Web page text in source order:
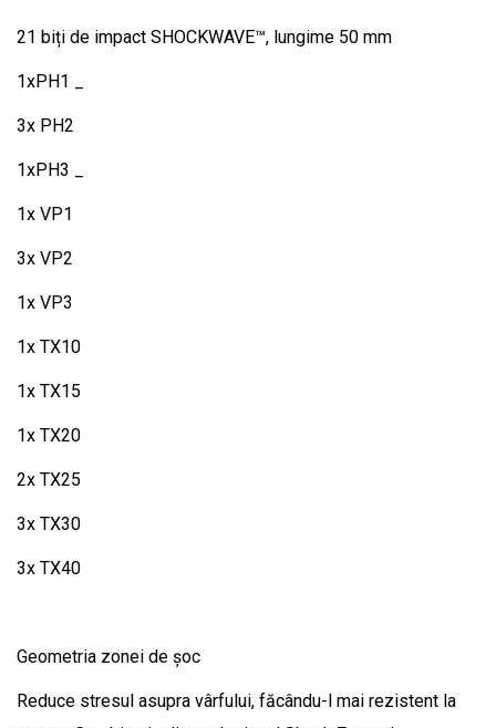
21 biți de impact SHOCKWAVE™, lungime 50 mm
1xPH1 _
3x PH2
1xPH3 _
1x VP1
3x VP2
1x VP3
1x TX10
1x TX15
1x TX20
2x TX25
3x TX30
3x TX40
Geometria zonei de șoc
Reduce stresul asupra vârfului, făcându-l mai rezistent la